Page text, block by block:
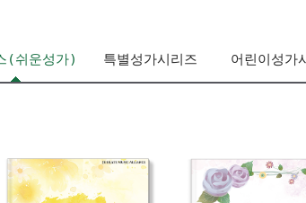
(쉬운성가) 특별성가시리즈 어린이성가